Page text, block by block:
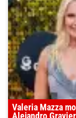
Valeria Mazza